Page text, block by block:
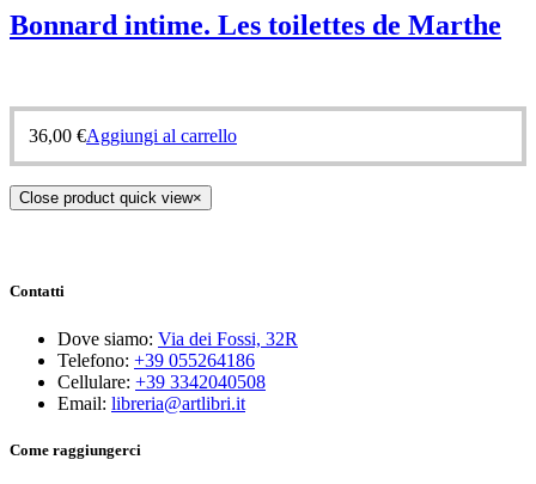
Bonnard intime. Les toilettes de Marthe
36,00 €Aggiungi al carrello
Close product quick view×
Contatti
Dove siamo: Via dei Fossi, 32R
Telefono: +39 055264186
Cellulare: +39 3342040508
Email: libreria@artlibri.it
Come raggiungerci